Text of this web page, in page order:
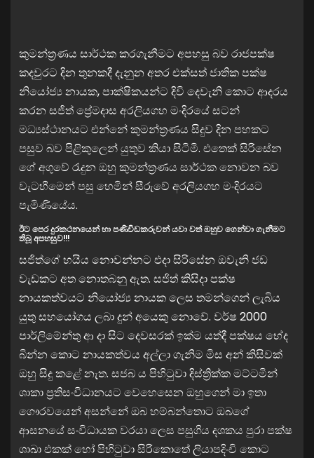
කුමන්ත්‍රණය සාර්ථක කරගැනීමට අපහසු බව රාජපක්ෂ
කදවුරට දින තුනකදී දැනුන අතර එක්සත් ජාතික පක්ෂ
නියෝජ්‍ය නායක, පාක්ෂිකයන්ට දිවි දෙවැනි කොට ආදරය
කරන සජිත් ප්‍රේමදාස අරලියගහ මංදිරයේ සටන්
මධ්‍යස්ථානයට එන්නේ කුමන්ත්‍රණය සිදුව දින පහකට
පසුව බව පිළිකුලෙන් යුතුව කියා සිටිමි. එතෙක් සිරිසේන
ගේ අගුවේ රැදුන ඔහු කුමන්ත්‍රණය සාර්ථක නොවන බව
වැටහීමෙන් පසු හෙමින් සීරුවේ අරලියගහ මංදිරයට
පැමිණියේය.
ඊට පෙර දුරකථනයෙන් හා පණිවිඩකරුවන් යවා වත් ඔහුව ගෙන්වා ගැනීමට
තිබූ අපහසුව!!!
සජිත්ගේ හයිය නොවන්නට එදා සිරිසේන ඔවැනි ජඩ
වැඩකට අත නොතබනු ඇත. සජිත් කිසිදා පක්ෂ
නායකත්වයට නියෝජ්‍ය නායක ලෙස තමන්ගෙන් ලැබිය
යුතු සහයෝගය ලබා දුන් අයෙකු නොවේ. වර්ෂ 2000
පාර්ලිමේන්තු ආ දා සිට දෙවසරක් ඉක්ම යත්දී පක්ෂය භේද
බින්න කොට නායකත්වය අල්ලා ගැනිම මිස අන් කිසිවක්
ඔහු සිදු කළේ නැත. සජබ ය පිහිටුවා දිස්ත්‍රික්ක මට්ටමින්
ශාකා ප්‍රතිසංවිධානයට වෙහෙසෙන ඔහුගෙන් මා ඉතා
ගෞරවයෙන් අසන්නේ ඔබ හම්බන්තොට ඔබගේ
ආසනයේ සංවිධායක වරයා ලෙස පසුගිය දශකය පුරා පක්ෂ
ශාඛා එකක් හෝ පිහිටුවා සිරිකොතේ ලියාපදිංචි කොට